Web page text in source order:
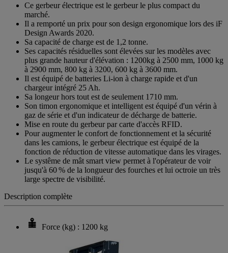
Ce gerbeur électrique est le gerbeur le plus compact du
marché.
Il a remporté un prix pour son design ergonomique lors des iF
Design Awards 2020.
Sa capacité de charge est de 1,2 tonne.
Ses capacités résiduelles sont élevées sur les modèles avec
plus grande hauteur d'élévation : 1200kg à 2500 mm, 1000 kg
à 2900 mm, 800 kg à 3200, 600 kg à 3600 mm.
Il est équipé de batteries Li-ion à charge rapide et d'un
chargeur intégré 25 Ah.
Sa longeur hors tout est de seulement 1710 mm.
Son timon ergonomique et intelligent est équipé d'un vérin à
gaz de série et d'un indicateur de décharge de batterie.
Mise en route du gerbeur par carte d'accès RFID.
Pour augmenter le confort de fonctionnement et la sécurité
dans les camions, le gerbeur électrique est équipé de la
fonction de réduction de vitesse automatique dans les virages.
Le systême de mât smart view permet à l'opérateur de voir
jusqu'à 60 % de la longueur des fourches et lui octroie un très
large spectre de visibilité.
Description complète
Force (kg) : 1200 kg